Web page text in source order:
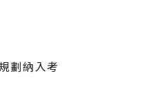
劃納入考